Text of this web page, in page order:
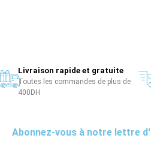
Livraison rapide et gratuite
Toutes les commandes de plus de
400DH
Abonnez-vous à notre lettre